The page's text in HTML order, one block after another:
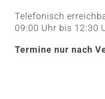
Telefonisch
09:00 Uhr bis 12:30
Termine nur nach